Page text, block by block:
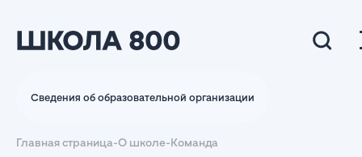
Сведения об образовательной организации
Главная страница-О школе-Команда